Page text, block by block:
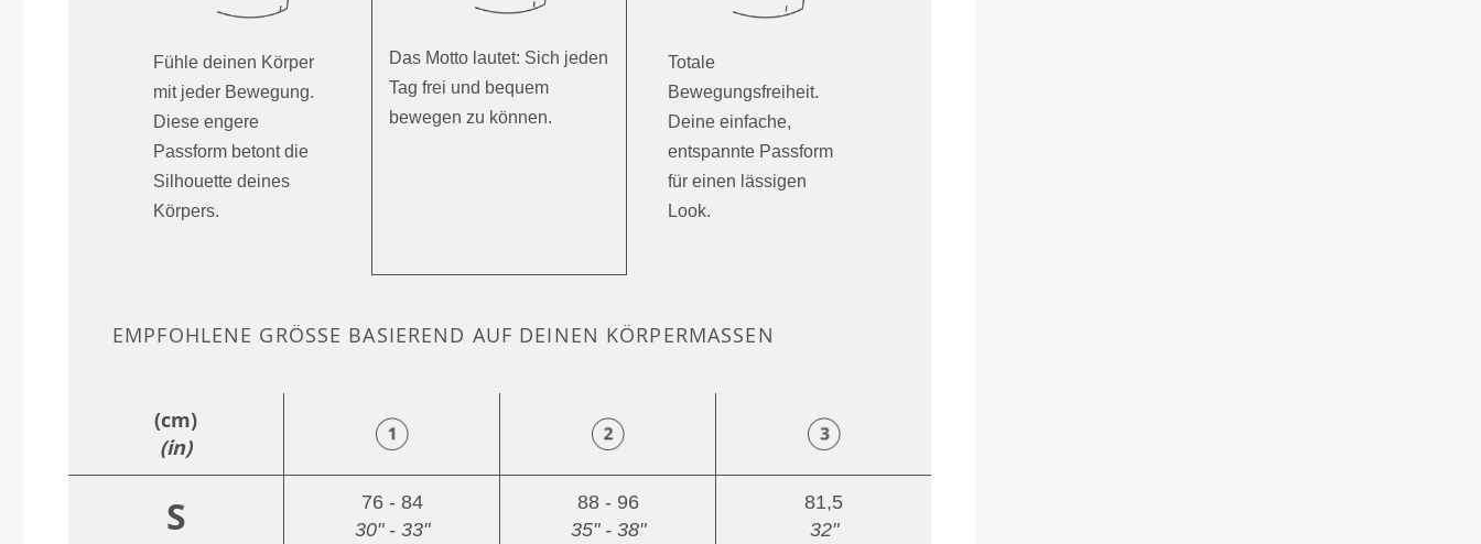
Fühle deinen Körper
mit jeder Bewegung.
Diese engere
Passform betont die
Silhouette deines
Körpers.
Das Motto lautet: Sich jeden
Tag frei und bequem
bewegen zu können.
Totale
Bewegungsfreiheit.
Deine einfache,
entspannte Passform
für einen lässigen
Look.
EMPFOHLENE GRÖSSE BASIEREND AUF DEINEN KÖRPERMASSEN
(cm)
(in)
S
76 - 84
30" - 33"
88 - 96
35" - 38"
81,5
32"